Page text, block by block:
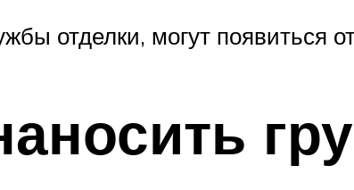
отделки, могут появиться